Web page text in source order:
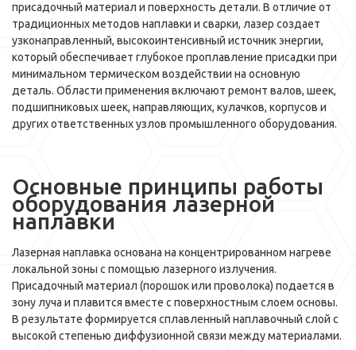
присадочный материал и поверхность детали. В отличие от
традиционных методов наплавки и сварки, лазер создает
узконаправленный, высокоинтенсивный источник энергии,
который обеспечивает глубокое проплавление присадки при
минимальном термическом воздействии на основную
деталь. Области применения включают ремонт валов, шеек,
подшипниковых шеек, направляющих, кулачков, корпусов и
других ответственных узлов промышленного оборудования.
Основные принципы работы
оборудования лазерной
наплавки
Лазерная наплавка основана на концентрированном нагреве
локальной зоны с помощью лазерного излучения.
Присадочный материал (порошок или проволока) подается в
зону луча и плавится вместе с поверхностным слоем основы.
В результате формируется сплавленный наплавочный слой с
высокой степенью диффузионной связи между материалами.